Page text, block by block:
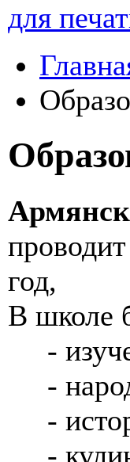
для
год,
В школе
-
-
-
-